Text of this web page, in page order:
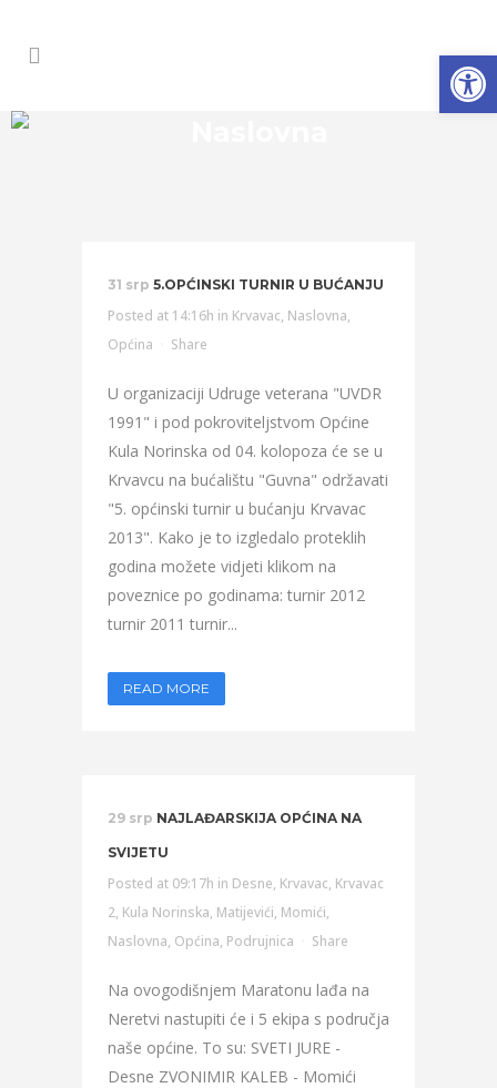
31 srp 5.OPĆINSKI TURNIR U BUĆANJU
Posted at 14:16h in Krvavac, Naslovna,
Općina
Share
U organizaciji Udruge veterana "UVDR
1991" i pod pokroviteljstvom Općine
Kula Norinska od 04. kolopoza će se u
Krvavcu na bućalištu "Guvna" održavati
"5. općinski turnir u bućanju Krvavac
2013". Kako je to izgledalo proteklih
godina možete vidjeti klikom na
poveznice po godinama: turnir 2012
turnir 2011 turnir...
READ MORE
29 srp NAJLAĐARSKIJA OPĆINA NA
SVIJETU
Posted at 09:17h in Desne, Krvavac, Krvavac
2, Kula Norinska, Matijevići, Momići,
Naslovna, Općina, Podrujnica Share
Na ovogodišnjem Maratonu lađa na
Neretvi nastupiti će i 5 ekipa s područja
naše općine. To su: SVETI JURE -
Desne ZVONIMIR KALEB - Momići